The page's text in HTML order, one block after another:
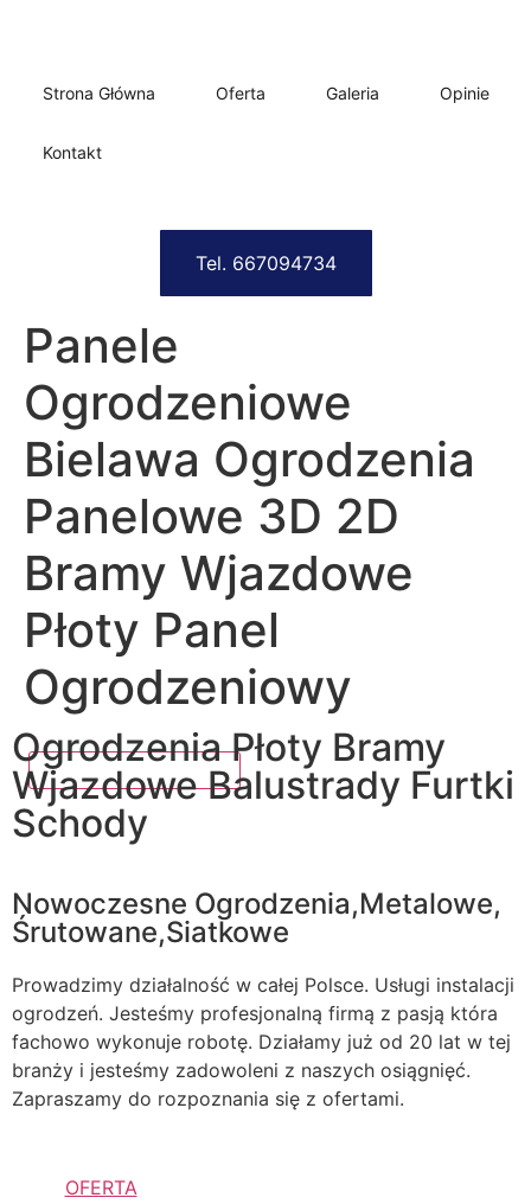
Strona Główna Oferta Galeria Opinie
Kontakt
Tel. 667094734
Panele
Ogrodzeniowe
Bielawa Ogrodzenia
Panelowe 3D 2D
Bramy Wjazdowe
Płoty Panel
Ogrodzeniowy
Ogrodzenia Płoty Bramy
Wjazdowe Balustrady Furtki
Schody
Nowoczesne Ogrodzenia,Metalowe,
Śrutowane,Siatkowe
Prowadzimy działalność w całej Polsce. Usługi instalacji
ogrodzeń. Jesteśmy profesjonalną firmą z pasją która
fachowo wykonuje robotę. Działamy już od 20 lat w tej
branży i jesteśmy zadowoleni z naszych osiągnięć.
Zapraszamy do rozpoznania się z ofertami.
OFERTA